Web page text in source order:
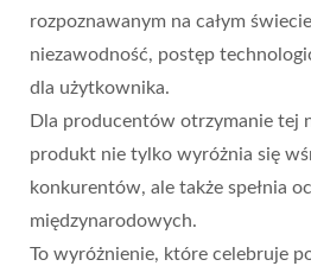
rozpoznawanym na całym
niezawodność, postęp
dla użytkownika.
Dla producentów otrzymanie tej
produkt nie tylko wyróżnia się
konkurentów, ale także spełnia
międzynarodowych.
To wyróżnienie, które celebruje